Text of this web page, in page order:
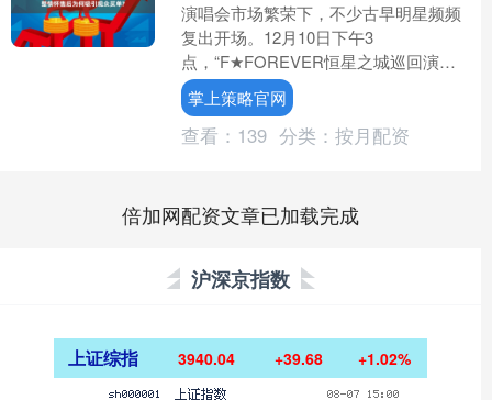
演唱会市场繁荣下，不少古早明星频频
复出开场。12月10日下午3
点，“F★FOREVER恒星之城巡回演唱
会-上海站”正式开票，4天的所有演出票
很快售罄。20多年前....
掌上策略官网
查看： 139 分类： 按月配资
倍加网配资文章已加载完成
沪深京指数
上证综指 3940.04 +39.68 +1.02%